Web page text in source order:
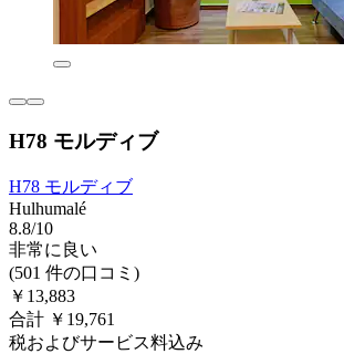
H78 モルディブ
H78 モルディブ
Hulhumalé
8.8/10
非常に良い
(501 件の口コミ)
￥13,883
合計 ￥19,761
税およびサービス料込み